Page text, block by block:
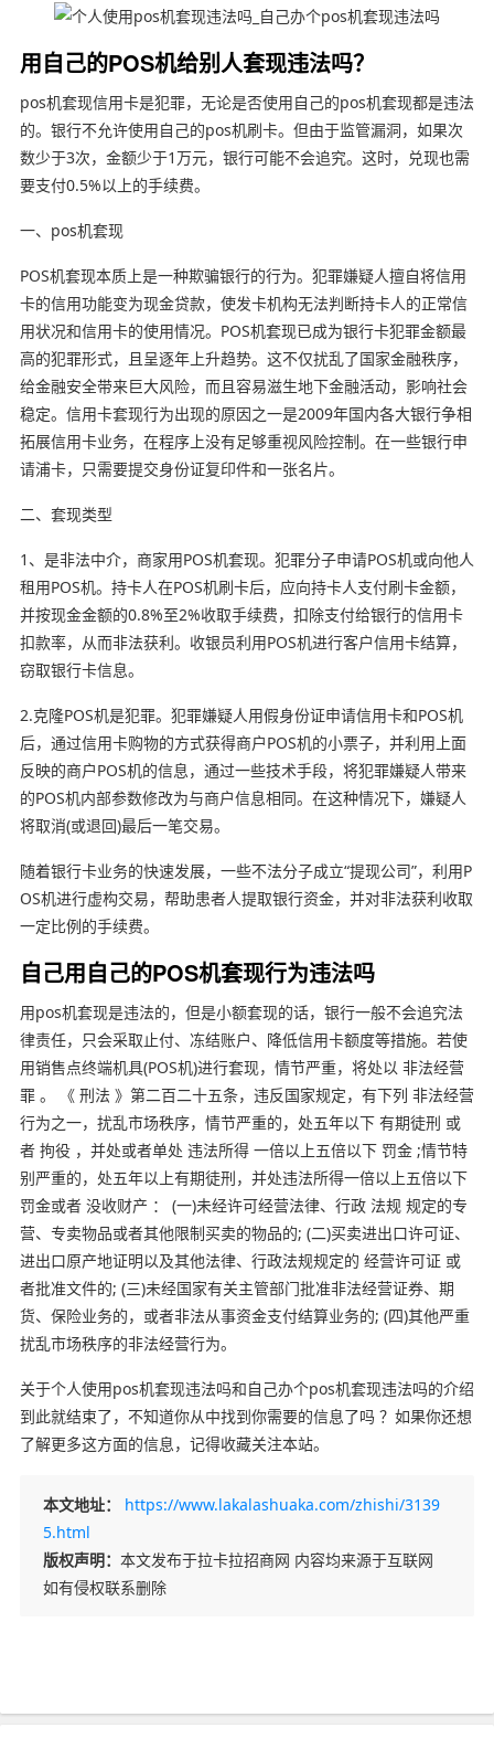
用自己的POS机给别人套现违法吗？
pos机套现信用卡是犯罪，无论是否使用自己的pos机套现都是违法
的。银行不允许使用自己的pos机刷卡。但由于监管漏洞，如果次
数少于3次，金额少于1万元，银行可能不会追究。这时，兑现也需
要支付0.5%以上的手续费。
一、pos机套现
POS机套现本质上是一种欺骗银行的行为。犯罪嫌疑人擅自将信用
卡的信用功能变为现金贷款，使发卡机构无法判断持卡人的正常信
用状况和信用卡的使用情况。POS机套现已成为银行卡犯罪金额最
高的犯罪形式，且呈逐年上升趋势。这不仅扰乱了国家金融秩序，
给金融安全带来巨大风险，而且容易滋生地下金融活动，影响社会
稳定。信用卡套现行为出现的原因之一是2009年国内各大银行争相
拓展信用卡业务，在程序上没有足够重视风险控制。在一些银行申
请浦卡，只需要提交身份证复印件和一张名片。
二、套现类型
1、是非法中介，商家用POS机套现。犯罪分子申请POS机或向他人
租用POS机。持卡人在POS机刷卡后，应向持卡人支付刷卡金额，
并按现金金额的0.8%至2%收取手续费，扣除支付给银行的信用卡
扣款率，从而非法获利。收银员利用POS机进行客户信用卡结算，
窃取银行卡信息。
2.克隆POS机是犯罪。犯罪嫌疑人用假身份证申请信用卡和POS机
后，通过信用卡购物的方式获得商户POS机的小票子，并利用上面
反映的商户POS机的信息，通过一些技术手段，将犯罪嫌疑人带来
的POS机内部参数修改为与商户信息相同。在这种情况下，嫌疑人
将取消(或退回)最后一笔交易。
随着银行卡业务的快速发展，一些不法分子成立“提现公司”，利用P
OS机进行虚构交易，帮助患者人提取银行资金，并对非法获利收取
一定比例的手续费。
自己用自己的POS机套现行为违法吗
用pos机套现是违法的，但是小额套现的话，银行一般不会追究法
律责任，只会采取止付、冻结账户、降低信用卡额度等措施。若使
用销售点终端机具(POS机)进行套现，情节严重，将处以 非法经营
罪 。 《 刑法 》第二百二十五条，违反国家规定，有下列 非法经营
行为之一，扰乱市场秩序，情节严重的，处五年以下 有期徒刑 或
者 拘役 ，并处或者单处 违法所得 一倍以上五倍以下 罚金 ;情节特
别严重的，处五年以上有期徒刑，并处违法所得一倍以上五倍以下
罚金或者 没收财产 ： (一)未经许可经营法律、行政 法规 规定的专
营、专卖物品或者其他限制买卖的物品的; (二)买卖进出口许可证、
进出口原产地证明以及其他法律、行政法规规定的 经营许可证 或
者批准文件的; (三)未经国家有关主管部门批准非法经营证券、期
货、保险业务的，或者非法从事资金支付结算业务的; (四)其他严重
扰乱市场秩序的非法经营行为。
关于个人使用pos机套现违法吗和自己办个pos机套现违法吗的介绍
到此就结束了，不知道你从中找到你需要的信息了吗 ？如果你还想
了解更多这方面的信息，记得收藏关注本站。
本文地址：
https://www.lakalashuaka.com/zhishi/3139
5.html
版权声明： 本文发布于拉卡拉招商网 内容均来源于互联网
如有侵权联系删除